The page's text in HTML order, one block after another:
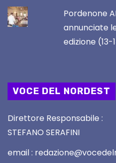
Pordenone
annunciate
edizione
VOCE DEL NORDEST
Direttore Responsabile :
STEFANO SERAFINI
email :